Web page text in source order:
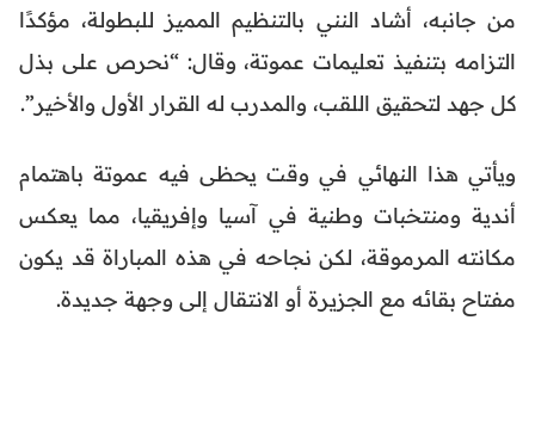
من جانبه، أشاد النني بالتنظيم المميز للبطولة، مؤكدًا
التزامه بتنفيذ تعليمات عموتة، وقال: “نحرص على بذل
كل جهد لتحقيق اللقب، والمدرب له القرار الأول والأخير”.
ويأتي هذا النهائي في وقت يحظى فيه عموتة باهتمام
أندية ومنتخبات وطنية في آسيا وإفريقيا، مما يعكس
مكانته المرموقة، لكن نجاحه في هذه المباراة قد يكون
مفتاح بقائه مع الجزيرة أو الانتقال إلى وجهة جديدة.